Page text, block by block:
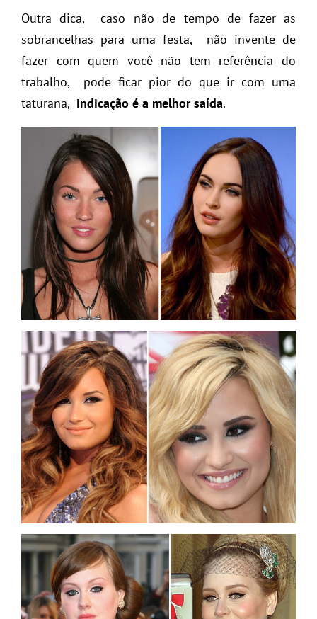
Outra dica, caso não de tempo de fazer as
sobrancelhas para uma festa, não invente de
fazer com quem você não tem referência do
trabalho, pode ficar pior do que ir com uma
taturana, indicação é a melhor saída.